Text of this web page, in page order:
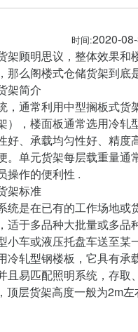
时间:2020-
架顾明思议，整体效果
那么阁楼式仓储货架到底
架简介
，通常利用中型搁板式
），楼面板通常选用冷
好、承载均匀性好、精
。单元货架每层载重量通
操作的便利性 .
架标准
统是在已有的工作场地
适于多品种大批量或多
小车或液压托盘车送至某
冷轧型钢楼板，它具有承
且易匹配照明系统，存
顶层货架高度一般为2m